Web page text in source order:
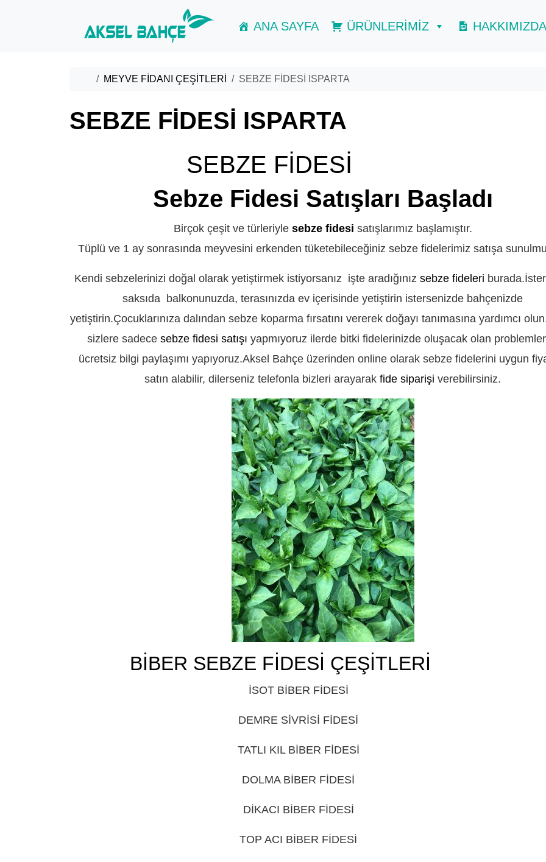
ANA SAYFA ÜRÜNLERİMİZ HAKKIMIZDA
Home
MEYVE FİDANI ÇEŞİTLERİ SEBZE FİDESİ ISPARTA
SEBZE FİDESİ ISPARTA
SEBZE FİDESİ
Sebze Fidesi Satışları Başladı
Birçok çeşit ve türleriyle sebze fidesi satışlarımız başlamıştır.
Tüplü ve 1 ay sonrasında meyvesini erkenden tüketebileceğiniz sebze fidelerimiz satışa
Kendi sebzelerinizi doğal olarak yetiştirmek istiyorsanız işte aradığınız sebze fideleri
saksıda balkonunuzda, terasınızda ev içerisinde yetiştirin istersenizde bahçenizde
yetiştirin.Çocuklarınıza dalından sebze koparma fırsatını vererek doğayı tanımasına yardımcı
sizlere sadece sebze fidesi satışı yapmıyoruz ilerde bitki fidelerinizde oluşacak olan
ücretsiz bilgi paylaşımı yapıyoruz.Aksel Bahçe üzerinden online olarak sebze fidelerini uygun
satın alabilir, dilerseniz telefonla bizleri arayarak fide siparişi verebilirsiniz.
BİBER SEBZE FİDESİ ÇEŞİTLERİ
İSOT BİBER FİDESİ
DEMRE SİVRİSİ FİDESİ
TATLI KIL BİBER FİDESİ
DOLMA BİBER FİDESİ
DİKACI BİBER FİDESİ
TOP ACI BİBER FİDESİ